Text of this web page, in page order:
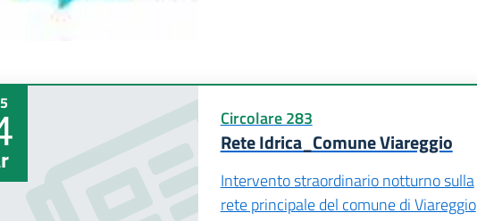
Circolare 283
Rete Idrica_Comune Viareggio
Intervento straordinario notturno sulla
rete principale del comune di Viareggio